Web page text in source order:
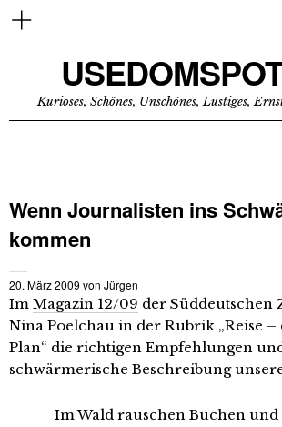
Kurioses, Schönes, Unschönes, Lustiges,
Wenn Journalisten ins
kommen
20. März 2009 von Jürgen
Im Magazin 12/09 der Süddeutschen
Nina Poelchau in der Rubrik „Reise
Plan“ die richtigen Empfehlungen
schwärmerische Beschreibung
Im Wald rauschen Buchen